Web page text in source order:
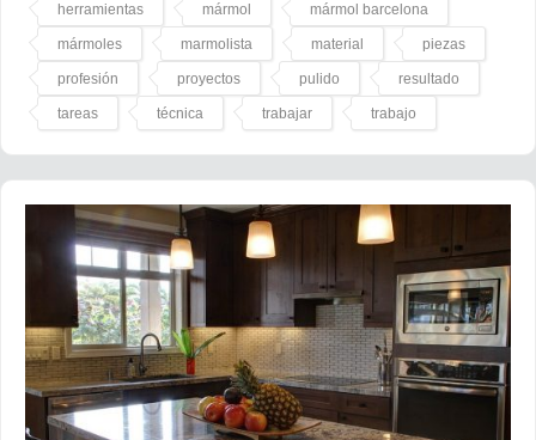
herramientas mármol mármol barcelona
mármoles marmolista material piezas
profesión proyectos pulido resultado
tareas técnica trabajar trabajo